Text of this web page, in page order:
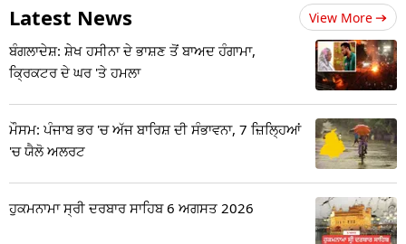
Latest News View More
ਬੰਗਲਾਦੇਸ਼: ਸ਼ੇਖ ਹਸੀਨਾ ਦੇ ਭਾਸ਼ਣ ਤੋਂ ਬਾਅਦ ਹੰਗਾਮਾ,
ਕ੍ਰਿਕਟਰ ਦੇ ਘਰ 'ਤੇ ਹਮਲਾ
ਮੌਸਮ: ਪੰਜਾਬ ਭਰ 'ਚ ਅੱਜ ਬਾਰਿਸ਼ ਦੀ ਸੰਭਾਵਨਾ, 7 ਜ਼ਿਲ੍ਹਿਆਂ
'ਚ ਯੈਲੋ ਅਲਰਟ
ਹੁਕਮਨਾਮਾ ਸ੍ਰੀ ਦਰਬਾਰ ਸਾਹਿਬ 6 ਅਗਸਤ 2026